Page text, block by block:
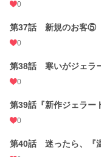
0
第37話 新規のお客⑤（
0
第38話 寒いがジェラ
0
第39話『新作ジェラー
0
第40話 迷ったら、『